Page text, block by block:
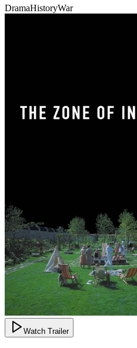
DramaHistoryWar
Watch Trailer